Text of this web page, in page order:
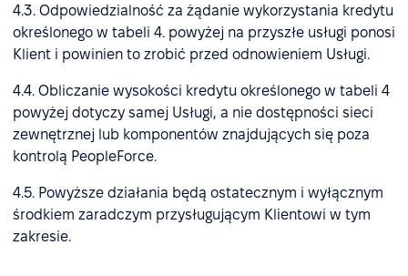
4.3. Odpowiedzialność za żądanie wykorzystania kredytu
określonego w tabeli 4. powyżej na przyszłe usługi ponosi
Klient i powinien to zrobić przed odnowieniem Usługi.
4.4. Obliczanie wysokości kredytu określonego w tabeli 4
powyżej dotyczy samej Usługi, a nie dostępności sieci
zewnętrznej lub komponentów znajdujących się poza
kontrolą PeopleForce.
4.5. Powyższe działania będą ostatecznym i wyłącznym
środkiem zaradczym przysługującym Klientowi w tym
zakresie.